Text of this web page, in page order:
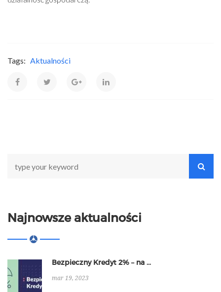
Tags: Aktualności
Najnowsze aktualności
Bezpieczny Kredyt 2% – na ...
mar 19, 2023